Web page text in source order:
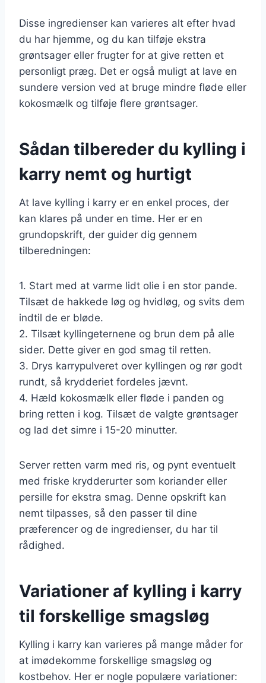
Disse ingredienser kan varieres alt efter hvad
du har hjemme, og du kan tilføje ekstra
grøntsager eller frugter for at give retten et
personligt præg. Det er også muligt at lave en
sundere version ved at bruge mindre fløde eller
kokosmælk og tilføje flere grøntsager.
Sådan tilbereder du kylling i
karry nemt og hurtigt
At lave kylling i karry er en enkel proces, der
kan klares på under en time. Her er en
grundopskrift, der guider dig gennem
tilberedningen:
1. Start med at varme lidt olie i en stor pande.
Tilsæt de hakkede løg og hvidløg, og svits dem
indtil de er bløde.
2. Tilsæt kyllingeternene og brun dem på alle
sider. Dette giver en god smag til retten.
3. Drys karrypulveret over kyllingen og rør godt
rundt, så krydderiet fordeles jævnt.
4. Hæld kokosmælk eller fløde i panden og
bring retten i kog. Tilsæt de valgte grøntsager
og lad det simre i 15-20 minutter.
Server retten varm med ris, og pynt eventuelt
med friske krydderurter som koriander eller
persille for ekstra smag. Denne opskrift kan
nemt tilpasses, så den passer til dine
præferencer og de ingredienser, du har til
rådighed.
Variationer af kylling i karry
til forskellige smagsløg
Kylling i karry kan varieres på mange måder for
at imødekomme forskellige smagsløg og
kostbehov. Her er nogle populære variationer: